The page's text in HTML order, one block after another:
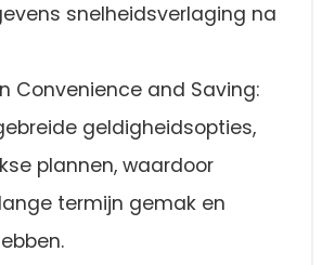
snelheidsverlaging na
Convenience and Saving:
geldigheidsopties,
plannen, waardoor
termijn gemak en